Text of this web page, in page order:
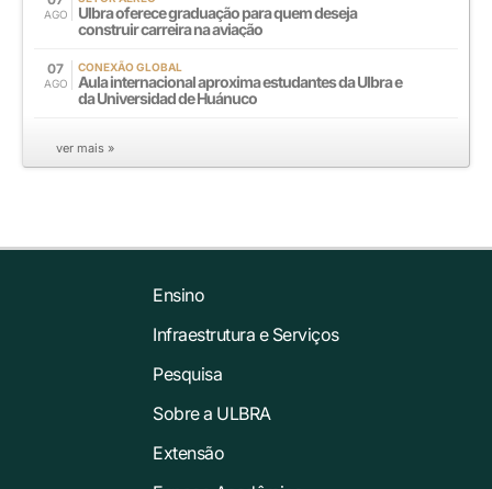
AGO
Ulbra oferece graduação para quem deseja
construir carreira na aviação
07
AGO
CONEXÃO GLOBAL
Aula internacional aproxima estudantes da Ulbra e
da Universidad de Huánuco
ver mais »
Ensino
Infraestrutura e Serviços
Pesquisa
Sobre a ULBRA
Extensão